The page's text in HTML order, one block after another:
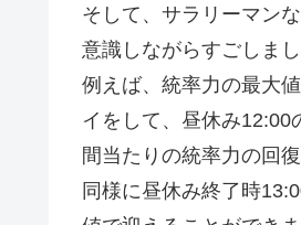
そして、サラリーマン
意識しながらすごしまし
例えば、統率力の最大
イをして、昼休み
間当たりの統率力の回
同様に昼休み終了時